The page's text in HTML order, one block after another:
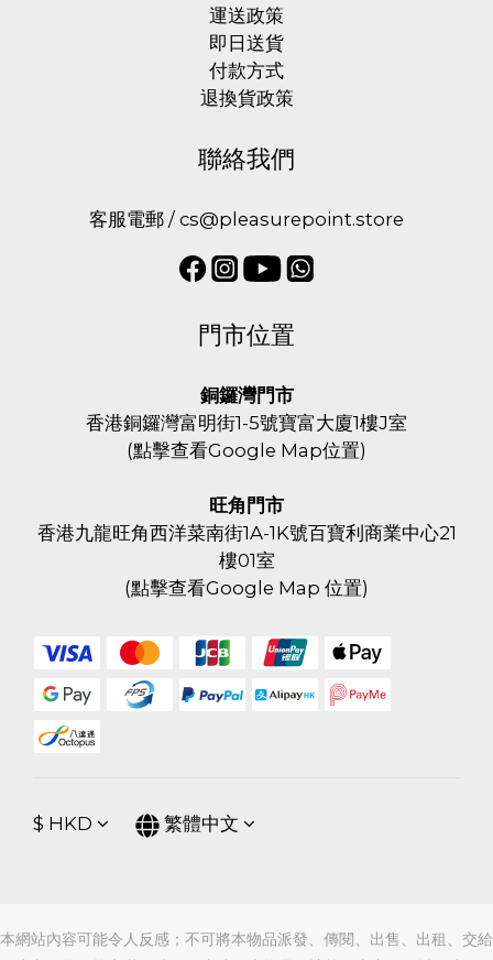
運送政策
即日送貨
付款方式
退換貨政策
聯絡我們
客服電郵 / cs@pleasurepoint.store
門市位置
銅鑼灣門市
香港銅鑼灣富明街1-5號寶富大廈1樓J室
(點擊查看Google Map位置)
旺角門市
香港九龍旺角西洋菜南街1A-1K號百寶利商業中心21
樓01室
(點擊查看Google Map 位置)
$ HKD 繁體中文
本網站內容可能令人反感；不可將本物品派發、傳閱、出售、出租、交給